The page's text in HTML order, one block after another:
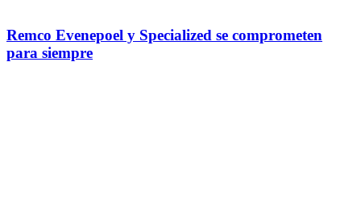
Remco Evenepoel y Specialized se comprometen
para siempre